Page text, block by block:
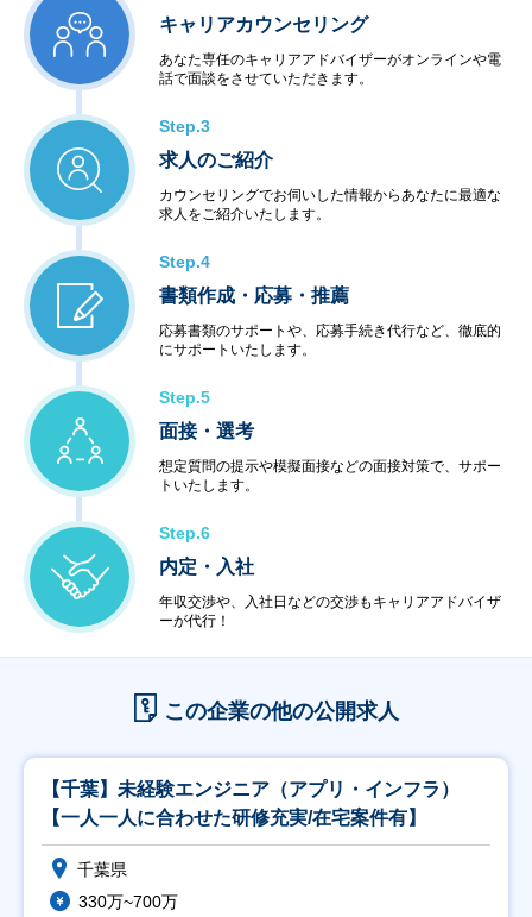
キャリアカウンセリング
あなた専任のキャリアアドバイザーがオンラインや電
話で面談をさせていただきます。
Step.3
求人のご紹介
カウンセリングでお伺いした情報からあなたに最適な
求人をご紹介いたします。
Step.4
書類作成・応募・推薦
応募書類のサポートや、応募手続き代行など、徹底的
にサポートいたします。
Step.5
面接・選考
想定質問の提示や模擬面接などの面接対策で、サポー
トいたします。
Step.6
内定・入社
年収交渉や、入社日などの交渉もキャリアアドバイザ
ーが代行！
この企業の他の公開求人
【千葉】未経験エンジニア（アプリ・インフラ）
【一人一人に合わせた研修充実/在宅案件有】
千葉県
330万~700万